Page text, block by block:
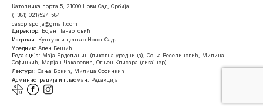
Католичка порта 5, 21000 Нови Сад, Србија
(+381) 021/524-584
casopispolja@gmail.com
Директор: Бојан Панаотовић
Издавач: Културни центар Новог Сада
Уредник: Ален Бешић
Редакција: Маја Ердељанин (ликовна уредница), Соња Веселиновић, Милица
Софинкић, Марјан Чакаревић, Огњен Клисара (дизајнер)
Лектура: Сања Бркић, Милица Софинкић
Администрација и пласман: Редакција